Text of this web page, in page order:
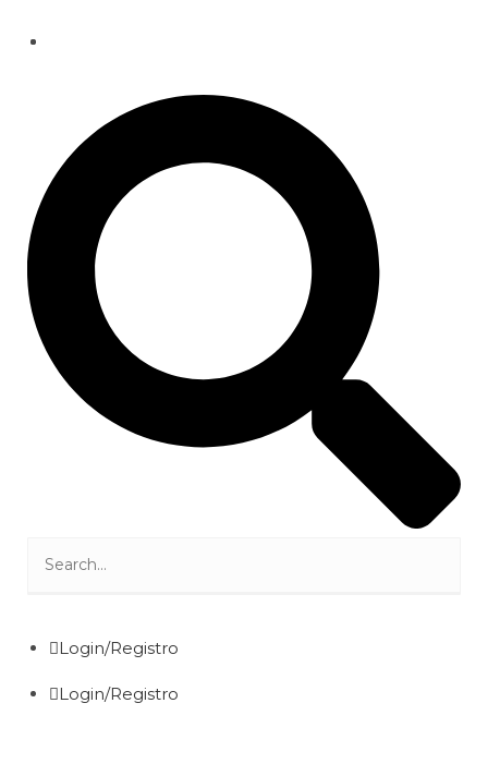
Login/Registro
Login/Registro